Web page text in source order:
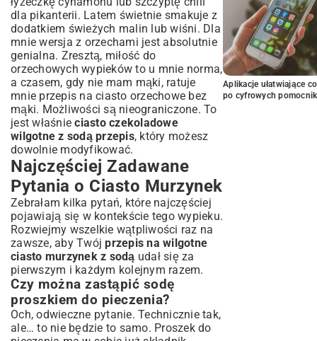
dla pikanterii. Latem świetnie smakuje z
dodatkiem świeżych malin lub wiśni. Dla
mnie wersja z orzechami jest absolutnie
genialna. Zresztą, miłość do
orzechowych wypieków to u mnie norma,
a czasem, gdy nie mam mąki, ratuje
mnie przepis na ciasto orzechowe bez
mąki. Możliwości są nieograniczone. To
jest właśnieciasto czekoladowe
wilgotne z sodą przepis, który możesz
dowolnie modyfikować.
Najczęściej Zadawane
Pytania o Ciasto Murzynek
Zebrałam kilka pytań, które najczęściej
pojawiają się w kontekście tego wypieku.
Rozwiejmy wszelkie wątpliwości raz na
zawsze, aby Twójprzepis na wilgotne
ciasto murzynek z sodą udał się za
pierwszym i każdym kolejnym razem.
Czy można zastąpić sodę
proszkiem do pieczenia?
Och, odwieczne pytanie. Technicznie tak,
ale… to nie będzie to samo. Proszek do
Aplikacje ułatwiające
po cyfrowych